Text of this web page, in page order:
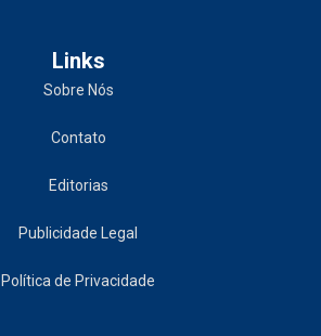
Links
Sobre Nós
Contato
Editorias
Publicidade Legal
Política de Privacidade